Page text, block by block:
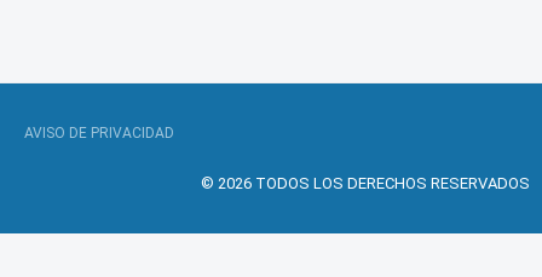
AVISO DE PRIVACIDAD
© 2026 TODOS LOS DERECHOS RESERVADOS